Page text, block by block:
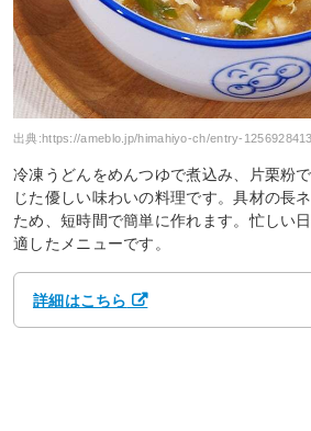
出典:https://ameblo.jp/himahiyo-ch/entry-
冷凍うどんをめんつゆで煮込み、片栗粉
じた優しい味わいの料理です。具材の長
ため、短時間で簡単に作れます。忙しい
適したメニューです。
詳細はこちら